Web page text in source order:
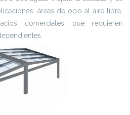
áreas de ocio al aire libre,
comerciales que requieren